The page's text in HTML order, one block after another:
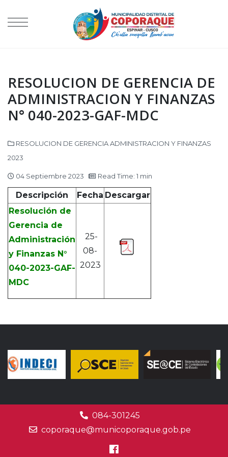
RESOLUCION DE GERENCIA DE
ADMINISTRACION Y FINANZAS
N° 040-2023-GAF-MDC
RESOLUCION DE GERENCIA ADMINISTRACION Y FINANZAS
2023
04 Septiembre 2023 Read Time: 1 min
Descripción Fecha Descargar
Resolución de
Gerencia de
Administración
y Finanzas N°
040-2023-GAF-
MDC
25-
08-
2023
084-301245
coporaque@municoporaque.gob.pe